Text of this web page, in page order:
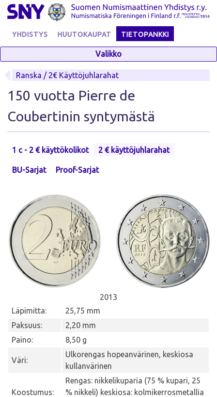
Skip
YHDISTYS HUUTOKAUPAT TIETOPANKKI
Valikko
Ranska / 2€ Käyttöjuhlarahat
150 vuotta Pierre de
Coubertinin syntymästä
1 c - 2 € käyttökolikot 2 € käyttöjuhlarahat
BU-Sarjat Proof-Sarjat
2013
Läpimitta:
25,75 mm
Paksuus:
2,20 mm
Paino:
8,50 g
Väri:
Ulkorengas hopeanvärinen, keskiosa
kullanvärinen
Koostumus:
Rengas: nikkelikuparia (75 % kupari, 25
% nikkeli) keskiosa: kolmikerrosmetallia